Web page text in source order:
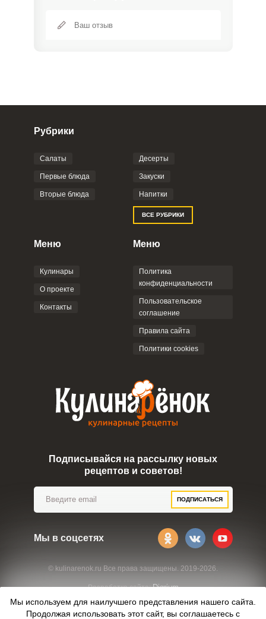
Фото до 4 шт, до 5 mb
Отправляя эту форму, вы соглашаетесь с
Политикой
Пользовательским
соглашением
© kulinarenok.ru Все права защищены. 2019-2026.
Разработка сайта:Digrium
Рубрики
Салаты
Первые блюда
Вторые блюда
Десерты
Закуски
Напитки
ВСЕ РУБРИКИ
Меню
Кулинары
О проекте
Контакты
Меню
Политика
конфиденциальности
Пользовательское
соглашение
Правила сайта
Политики cookies
Подписывайся на рассылку новых
рецептов и советов!
ПОДПИСАТЬСЯ
Мы в соцсетях
Мы используем для наилучшего представления нашего сайта.
Продолжая использовать этот сайт, вы соглашаетесь с